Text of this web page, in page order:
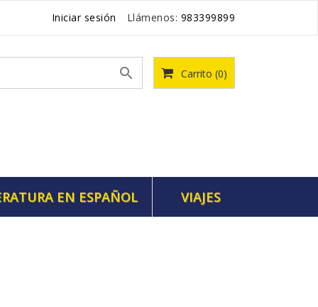
Iniciar sesión Llámenos: 983399899
Carrito (0)

EN ESPAÑOL VIAJES